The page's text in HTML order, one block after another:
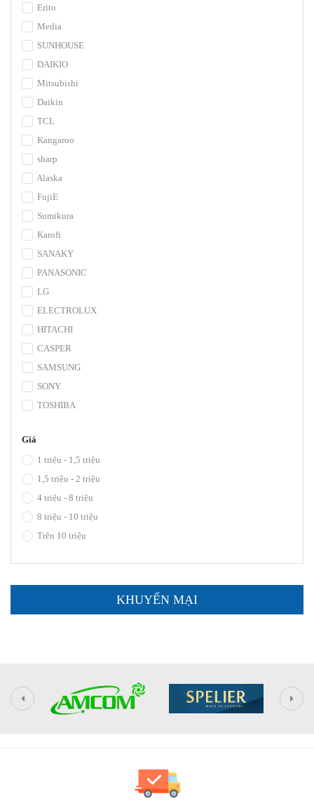
Erito
Media
SUNHOUSE
DAIKIO
Mitsubishi
Daikin
TCL
Kangaroo
sharp
Alaska
FujiE
Sumikura
Karofi
SANAKY
PANASONIC
LG
ELECTROLUX
HITACHI
CASPER
SAMSUNG
SONY
TOSHIBA
Giá
1 triệu - 1,5 triệu
1,5 triệu - 2 triệu
4 triệu - 8 triệu
8 triệu - 10 triệu
Trên 10 triệu
KHUYẾN MẠI